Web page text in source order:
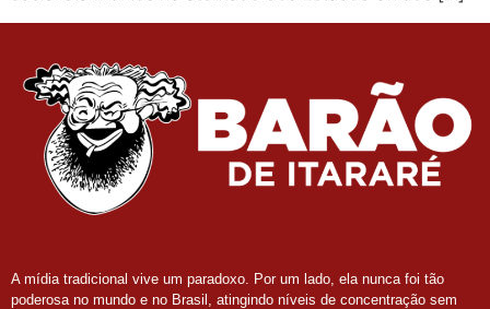
A mídia tradicional vive um paradoxo. Por um lado, ela nunca foi tão
poderosa no mundo e no Brasil, atingindo níveis de concentração sem